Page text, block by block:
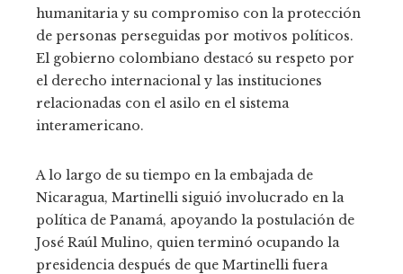
humanitaria y su compromiso con la protección
de personas perseguidas por motivos políticos.
El gobierno colombiano destacó su respeto por
el derecho internacional y las instituciones
relacionadas con el asilo en el sistema
interamericano.
A lo largo de su tiempo en la embajada de
Nicaragua, Martinelli siguió involucrado en la
política de Panamá, apoyando la postulación de
José Raúl Mulino, quien terminó ocupando la
presidencia después de que Martinelli fuera